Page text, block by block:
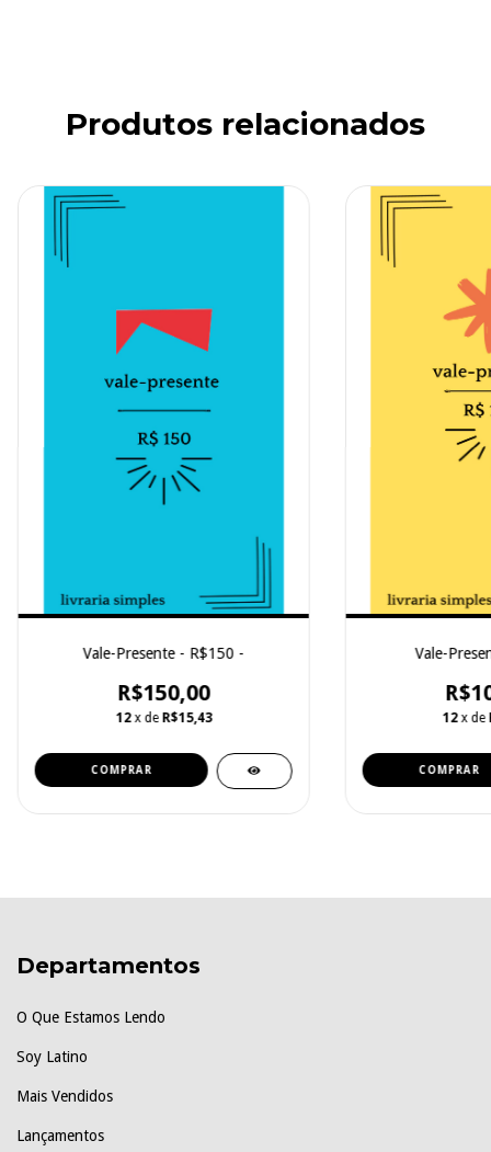
Produtos relacionados
Vale-Presente - R$150 -
R$150,00
12 x de R$15,43
Vale-
12 x de
Departamentos
O Que Estamos Lendo
Soy Latino
Mais Vendidos
Lançamentos